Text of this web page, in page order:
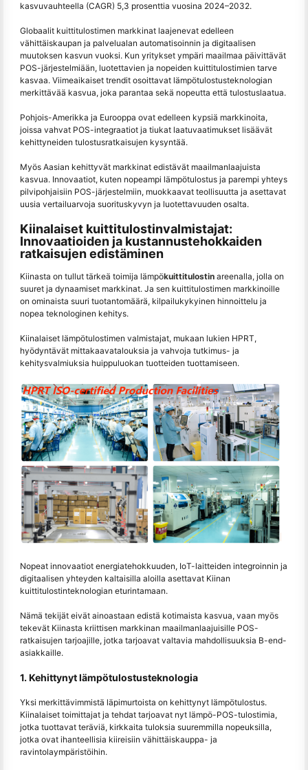
kasvuvauhteella (CAGR) 5,3 prosenttia vuosina 2024–2032.
Globaalit kuittitulostimen markkinat laajenevat edelleen
vähittäiskaupan ja palvelualan automatisoinnin ja digitaalisen
muutoksen kasvun vuoksi. Kun yritykset ympäri maailmaa päivittävät
POS-järjestelmiään, luotettavien ja nopeiden kuittitulostimien tarve
kasvaa. Viimeaikaiset trendit osoittavat lämpötulostusteknologian
merkittävää kasvua, joka parantaa sekä nopeutta että tulostuslaatua.
Pohjois-Amerikka ja Eurooppa ovat edelleen kypsiä markkinoita,
joissa vahvat POS-integraatiot ja tiukat laatuvaatimukset lisäävät
kehittyneiden tulostusratkaisujen kysyntää.
Myös Aasian kehittyvät markkinat edistävät maailmanlaajuista
kasvua. Innovaatiot, kuten nopeampi lämpötulostus ja parempi yhteys
pilvipohjaisiin POS-järjestelmiin, muokkaavat teollisuutta ja asettavat
uusia vertailuarvoja suorituskyvyn ja luotettavuuden osalta.
Kiinalaiset kuittitulostinvalmistajat:
Innovaatioiden ja kustannustehokkaiden
ratkaisujen edistäminen
Kiinasta on tullut tärkeä toimija lämpökuittitulostin areenalla, jolla on
suuret ja dynaamiset markkinat. Ja sen kuittitulostimen markkinoille
on ominaista suuri tuotantomäärä, kilpailukykyinen hinnoittelu ja
nopea teknologinen kehitys.
Kiinalaiset lämpötulostimen valmistajat, mukaan lukien HPRT,
hyödyntävät mittakaavatalouksia ja vahvoja tutkimus- ja
kehitysvalmiuksia huippuluokan tuotteiden tuottamiseen.
Nopeat innovaatiot energiatehokkuuden, IoT-laitteiden integroinnin ja
digitaalisen yhteyden kaltaisilla aloilla asettavat Kiinan
kuittitulostinteknologian eturintamaan.
Nämä tekijät eivät ainoastaan edistä kotimaista kasvua, vaan myös
tekevät Kiinasta kriittisen markkinan maailmanlaajuisille POS-
ratkaisujen tarjoajille, jotka tarjoavat valtavia mahdollisuuksia B-end-
asiakkaille.
1. Kehittynyt lämpötulostusteknologia
Yksi merkittävimmistä läpimurtoista on kehittynyt lämpötulostus.
Kiinalaiset toimittajat ja tehdat tarjoavat nyt lämpö-POS-tulostimia,
jotka tuottavat teräviä, kirkkaita tuloksia suuremmilla nopeuksilla,
jotka ovat ihanteellisia kiireisiin vähittäiskauppa- ja
ravintolaympäristöihin.